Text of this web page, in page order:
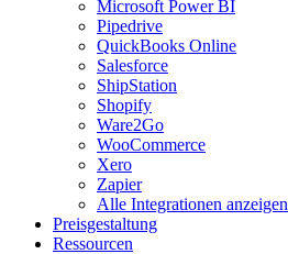
Microsoft Power BI
Pipedrive
QuickBooks Online
Salesforce
ShipStation
Shopify
Ware2Go
WooCommerce
Xero
Zapier
Alle Integrationen anzeigen
Preisgestaltung
Ressourcen